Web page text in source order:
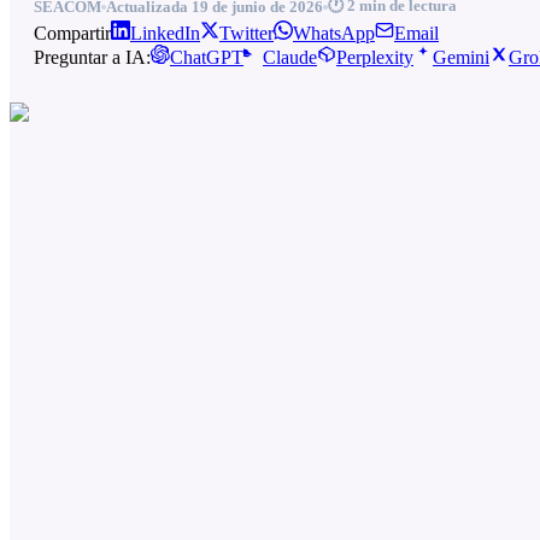
SEACOM Actualizada 19 de junio de 2026 🕐 2 min de lectura
Compartir LinkedIn Twitter WhatsApp
Email
Preguntar a IA:
ChatGPT Claude Perplexity Gemini